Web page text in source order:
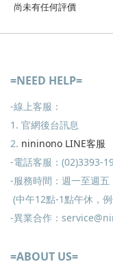
尚未有任何評價
=NEED HELP=
-線上客服：
1. 官網後台訊息
2. nininono LINE客服
-電話客服：(02)3393-
-服務時間：週一至週
(中午12點-1點午休，
-異業合作：
=ABOUT US=